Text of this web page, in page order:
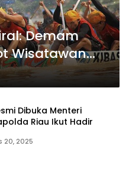
Demam
Wisatawan
Dibuka Menteri
Riau Ikut Hadir
20, 2025